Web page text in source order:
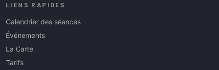
LIENS RAPIDES
Calendrier des séances
Événements
La Carte
Tarifs